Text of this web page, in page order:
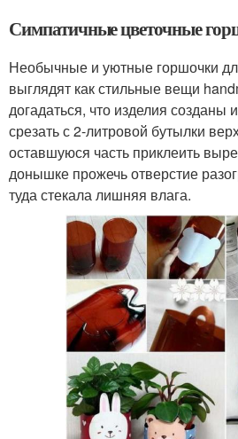
Симпатичные цветочные
Необычные и уютные горшочки
выглядят как стильные вещи
догадаться, что изделия созданы
срезать с 2-литровой бутылки
оставшуюся часть приклеить
донышке прожечь отверстие
туда стекала лишняя влага.